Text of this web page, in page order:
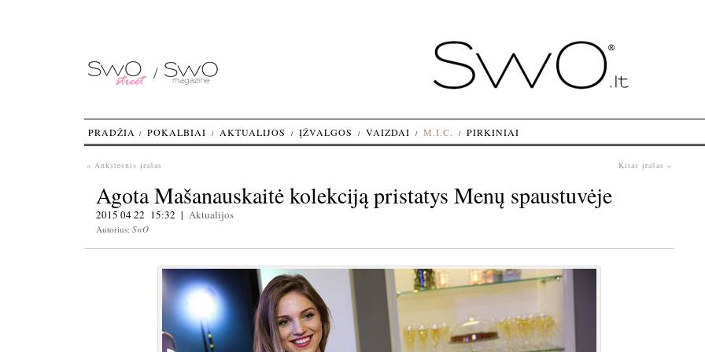
« Ankstesnis įrašas Kitas įrašas »
Agota Mašanauskaitė kolekciją pristatys Menų spaustuvėje
2015 04 22 15:32 | Aktualijos
Autorius: SwO
PRADŽIA POKALBIAI AKTUALIJOS ĮŽVALGOS VAIZDAI M.I.C. PIRKINIAI